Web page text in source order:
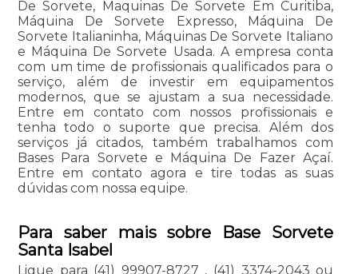
De Sorvete, Maquinas De Sorvete Em Curitiba,
Máquina De Sorvete Expresso, Máquina De
Sorvete Italianinha, Máquinas De Sorvete Italiano
e Máquina De Sorvete Usada. A empresa conta
com um time de profissionais qualificados para o
serviço, além de investir em equipamentos
modernos, que se ajustam a sua necessidade.
Entre em contato com nossos profissionais e
tenha todo o suporte que precisa. Além dos
serviços já citados, também trabalhamos com
Bases Para Sorvete e Máquina De Fazer Açaí.
Entre em contato agora e tire todas as suas
dúvidas com nossa equipe.
Para saber mais sobre Base Sorvete
Santa Isabel
Ligue para (41) 99907-8727 , (41) 3374-2043 ou